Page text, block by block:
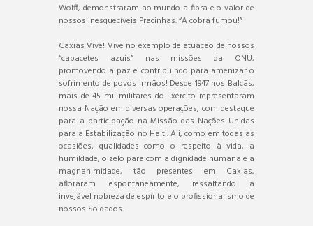
Wolff, demonstraram ao mundo a fibra e o valor de
nossos inesquecíveis Pracinhas. “A cobra fumou!”
Caxias Vive! Vive no exemplo de atuação de nossos
“capacetes azuis” nas missões da ONU,
promovendo a paz e contribuindo para amenizar o
sofrimento de povos irmãos! Desde 1947 nos Balcãs,
mais de 45 mil militares do Exército representaram
nossa Nação em diversas operações, com destaque
para a participação na Missão das Nações Unidas
para a Estabilização no Haiti. Ali, como em todas as
ocasiões, qualidades como o respeito à vida, a
humildade, o zelo para com a dignidade humana e a
magnanimidade, tão presentes em Caxias,
afloraram espontaneamente, ressaltando a
invejável nobreza de espírito e o profissionalismo de
nossos Soldados.